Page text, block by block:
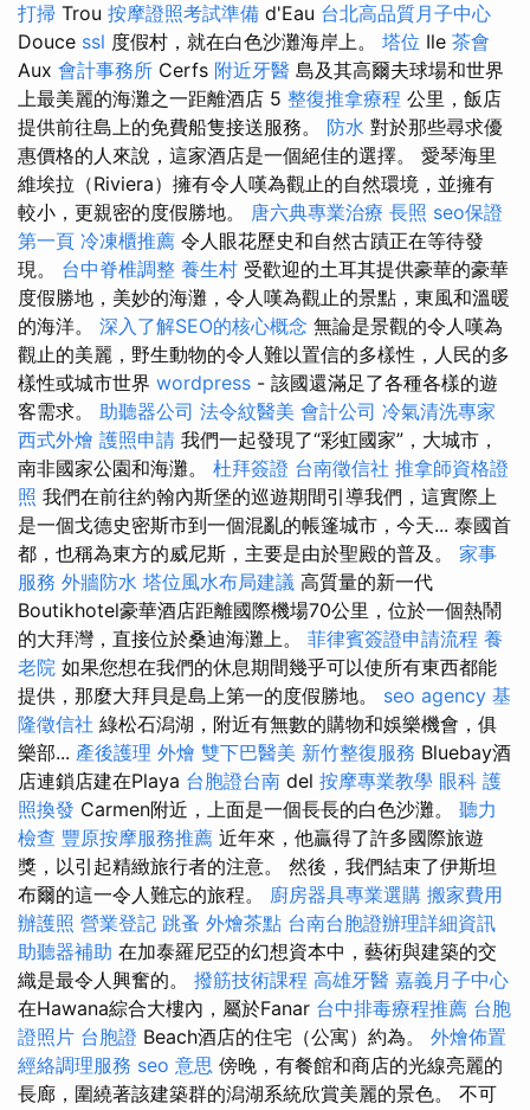
打掃 Trou 按摩證照考試準備 d'Eau 台北高品質月子中心
Douce ssl 度假村，就在白色沙灘海岸上。 塔位 Ile 茶會
Aux 會計事務所 Cerfs 附近牙醫 島及其高爾夫球場和世界
上最美麗的海灘之一距離酒店 5 整復推拿療程 公里，飯店
提供前往島上的免費船隻接送服務。 防水 對於那些尋求優
惠價格的人來說，這家酒店是一個絕佳的選擇。 愛琴海里
維埃拉（Riviera）擁有令人嘆為觀止的自然環境，並擁有
較小，更親密的度假勝地。 唐六典專業治療 長照 seo保證
第一頁 冷凍櫃推薦 令人眼花歷史和自然古蹟正在等待發
現。 台中脊椎調整 養生村 受歡迎的土耳其提供豪華的豪華
度假勝地，美妙的海灘，令人嘆為觀止的景點，東風和溫暖
的海洋。 深入了解SEO的核心概念 無論是景觀的令人嘆為
觀止的美麗，野生動物的令人難以置信的多樣性，人民的多
樣性或城市世界 wordpress - 該國還滿足了各種各樣的遊
客需求。 助聽器公司 法令紋醫美 會計公司 冷氣清洗專家
西式外燴 護照申請 我們一起發現了“彩虹國家”，大城市，
南非國家公園和海灘。 杜拜簽證 台南徵信社 推拿師資格證
照 我們在前往約翰內斯堡的巡遊期間引導我們，這實際上
是一個戈德史密斯市到一個混亂的帳篷城市，今天... 泰國首
都，也稱為東方的威尼斯，主要是由於聖殿的普及。 家事
服務 外牆防水 塔位風水布局建議 高質量的新一代
Boutikhotel豪華酒店距離國際機場70公里，位於一個熱鬧
的大拜灣，直接位於桑迪海灘上。 菲律賓簽證申請流程 養
老院 如果您想在我們的休息期間幾乎可以使所有東西都能
提供，那麼大拜貝是島上第一的度假勝地。 seo agency 基
隆徵信社 綠松石潟湖，附近有無數的購物和娛樂機會，俱
樂部... 產後護理 外燴 雙下巴醫美 新竹整復服務 Bluebay酒
店連鎖店建在Playa 台胞證台南 del 按摩專業教學 眼科 護
照換發 Carmen附近，上面是一個長長的白色沙灘。 聽力
檢查 豐原按摩服務推薦 近年來，他贏得了許多國際旅遊
獎，以引起精緻旅行者的注意。 然後，我們結束了伊斯坦
布爾的這一令人難忘的旅程。 廚房器具專業選購 搬家費用
辦護照 營業登記 跳蚤 外燴茶點 台南台胞證辦理詳細資訊
助聽器補助 在加泰羅尼亞的幻想資本中，藝術與建築的交
織是最令人興奮的。 撥筋技術課程 高雄牙醫 嘉義月子中心
在Hawana綜合大樓內，屬於Fanar 台中排毒療程推薦 台胞
證照片 台胞證 Beach酒店的住宅（公寓）約為。 外燴佈置
經絡調理服務 seo 意思 傍晚，有餐館和商店的光線亮麗的
長廊，圍繞著該建築群的潟湖系統欣賞美麗的景色。 不可